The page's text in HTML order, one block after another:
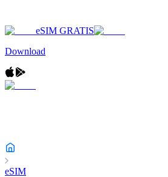
eSIM GRATIS
Download
eSIM